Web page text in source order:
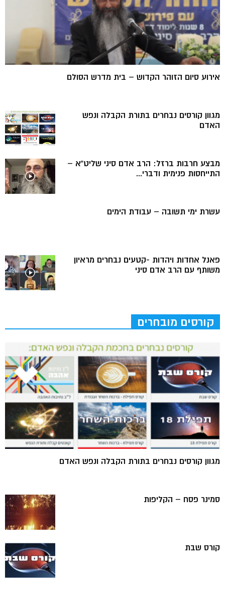
אירוע סיום הזוהר הקדוש – בית מדרש הסולם
מגוון קורסים נבחרים בתורת הקבלה ונפש
האדם
מבצע חרבות ברזל: הרב אדם סיני שליט”א –
התייחסות פנימית ודברי...
עשרת ימי תשובה – עבודת הימים
פאנל אחדות ויהדות -קטעים נבחרים מראיון
משותף עם הרב אדם סיני
קורסים מובחרים
מגוון קורסים נבחרים בתורת הקבלה ונפש האדם
סמינר פסח – הקליפות
קורס שבת